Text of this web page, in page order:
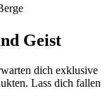
Geist
dich exklusive
Lass dich fallen